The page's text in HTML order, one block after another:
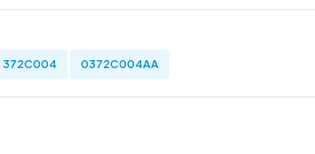
372C004 0372C004AA